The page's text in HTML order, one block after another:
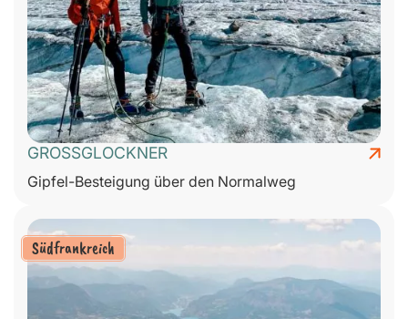
GROSSGLOCKNER
Gipfel-Besteigung über den Normalweg
Südfrankreich